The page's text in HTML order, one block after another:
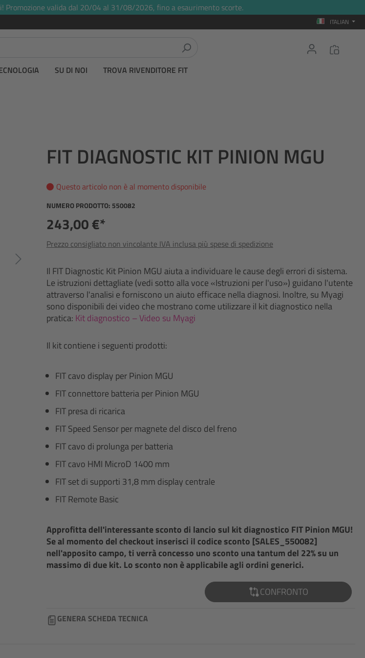
Promozione valida dal 20/04 al 31/08/2026, fino a esaurimento scorte.
ITALIAN
SU DI NOI TROVA RIVENDITORE FIT
FIT DIAGNOSTIC KIT PINION MGU
Questo articolo non è al momento disponibile
NUMERO PRODOTTO: 550082
243,00 €*
Prezzo consigliato non vincolante IVA inclusa più spese di spedizione
Il FIT Diagnostic Kit Pinion MGU aiuta a individuare le cause degli errori di sistema.
Le istruzioni dettagliate (vedi sotto alla voce «Istruzioni per l'uso») guidano l'utente
attraverso l'analisi e forniscono un aiuto efficace nella diagnosi. Inoltre, su Myagi
sono disponibili dei video che mostrano come utilizzare il kit diagnostico nella
pratica: Kit diagnostico – Video su Myagi
Il kit contiene i seguenti prodotti:
FIT cavo display per Pinion MGU
FIT connettore batteria per Pinion MGU
FIT presa di ricarica
FIT Speed Sensor per magnete del disco del freno
FIT cavo di prolunga per batteria
FIT cavo HMI MicroD 1400 mm
FIT set di supporti 31,8 mm display centrale
FIT Remote Basic
Approfitta dell'interessante sconto di lancio sul kit diagnostico FIT Pinion MGU!
Se al momento del checkout inserisci il codice sconto [SALES_550082]
nell'apposito campo, ti verrà concesso uno sconto una tantum del 22% su un
massimo di due kit. Lo sconto non è applicabile agli ordini generici.
CONFRONTO
GENERA SCHEDA TECNICA